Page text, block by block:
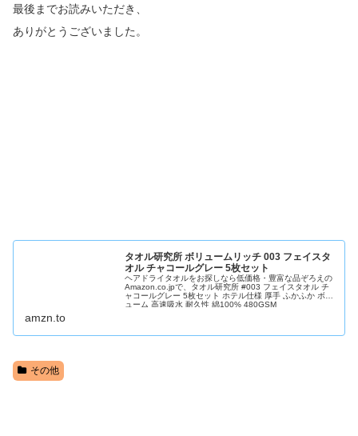
最後までお読みいただき、
ありがとうございました。
タオル研究所 ボリュームリッチ 003 フェイスタ
オル チャコールグレー 5枚セット
ヘアドライタオルをお探しなら低価格・豊富な品ぞろえの
Amazon.co.jpで、タオル研究所 #003 フェイスタオル チ
ャコールグレー 5枚セット ホテル仕様 厚手 ふかふか ボリ
ューム 高速吸水 耐久性 綿100% 480GSM
amzn.to
その他